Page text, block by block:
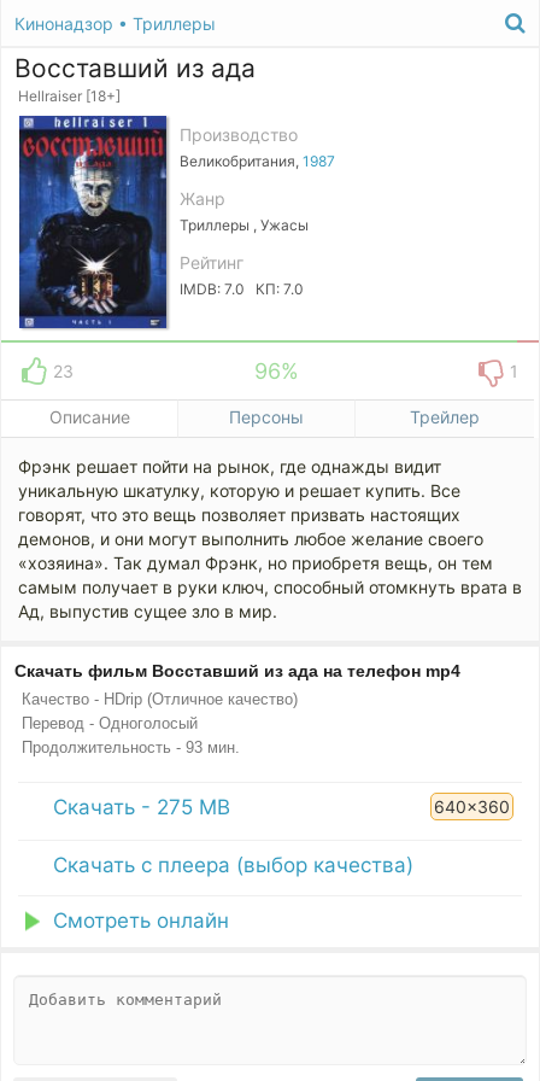
Кинонадзор • Триллеры
Восставший из ада
Hellraiser [18+]
Производство
Великобритания, 1987
Жанр
Триллеры , Ужасы
Рейтинг
IMDB: 7.0 КП: 7.0
23 96% 1
Описание Персоны Трейлер
Фрэнк решает пойти на рынок, где однажды видит
уникальную шкатулку, которую и решает купить. Все
говорят, что это вещь позволяет призвать настоящих
демонов, и они могут выполнить любое желание своего
«хозяина». Так думал Фрэнк, но приобретя вещь, он тем
самым получает в руки ключ, способный отомкнуть врата в
Ад, выпустив сущее зло в мир.
Скачать фильм Восставший из ада на телефон mp4
Качество - HDrip (Отличное качество)
Перевод - Одноголосый
Продолжительность - 93 мин.
Скачать - 275 MB 640x360
Скачать с плеера (выбор качества)
Смотреть онлайн